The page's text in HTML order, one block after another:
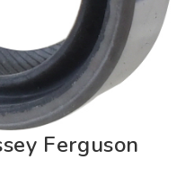
Ferguson